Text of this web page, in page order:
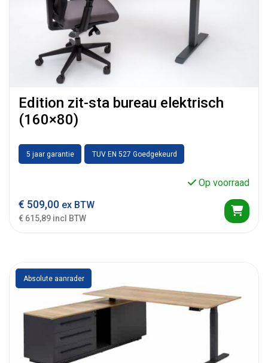
Edition zit-sta bureau elektrisch
(160×80)
5 jaar garantie TUV EN 527 Goedgekeurd
Op voorraad
€ 509,00 ex BTW
€ 615,89 incl BTW
Absolute aanrader